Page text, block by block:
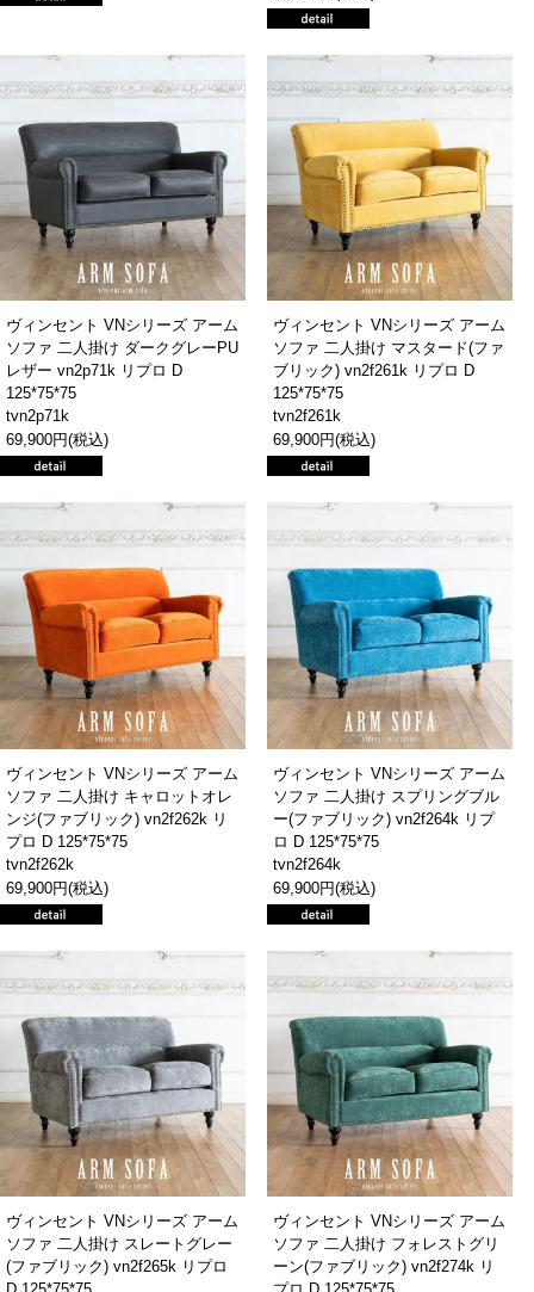
ヴィンセント VNシリーズ アーム
ソファ 二人掛け ダークグレーPU
レザー vn2p71k リプロ D
125*75*75
tvn2p71k
69,900円(税込)
ヴィンセント VNシリーズ アーム
ソファ 二人掛け マスタード(ファ
ブリック) vn2f261k リプロ D
125*75*75
tvn2f261k
69,900円(税込)
ヴィンセント VNシリーズ アーム
ソファ 二人掛け キャロットオレ
ンジ(ファブリック) vn2f262k リ
プロ D 125*75*75
tvn2f262k
69,900円(税込)
ヴィンセント VNシリーズ アーム
ソファ 二人掛け スプリングブル
ー(ファブリック) vn2f264k リプ
ロ D 125*75*75
tvn2f264k
69,900円(税込)
ヴィンセント VNシリーズ アーム
ソファ 二人掛け スレートグレー
(ファブリック) vn2f265k リプロ
ヴィンセント VNシリーズ アーム
ソファ 二人掛け フォレストグリ
ーン(ファブリック) vn2f274k リ